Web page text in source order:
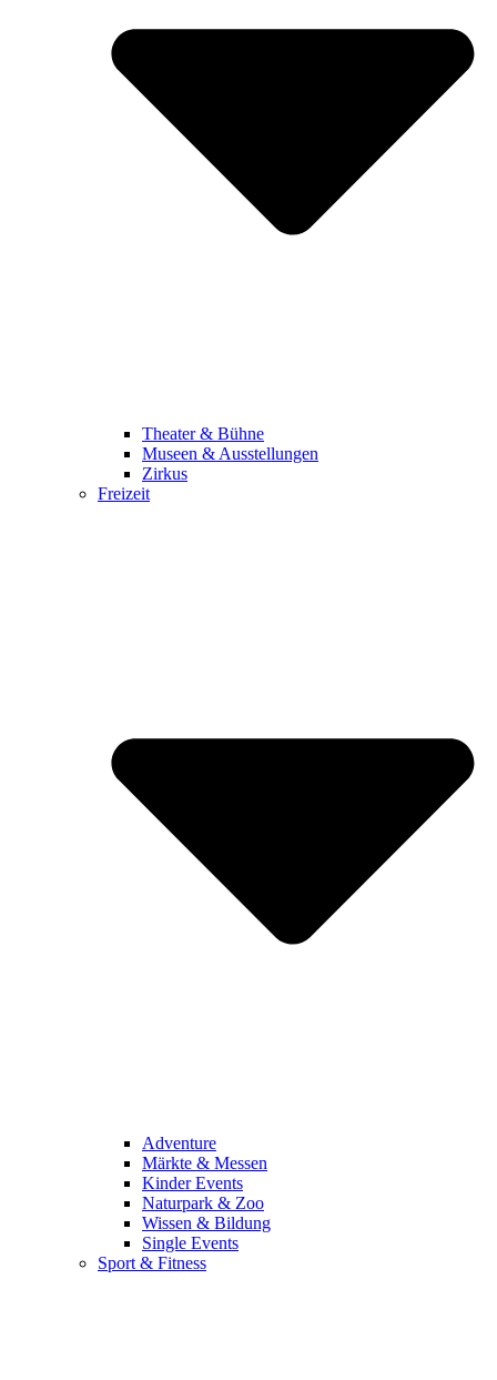
Theater & Bühne
Museen & Ausstellungen
Zirkus
Freizeit
Adventure
Märkte & Messen
Kinder Events
Naturpark & Zoo
Wissen & Bildung
Single Events
Sport & Fitness